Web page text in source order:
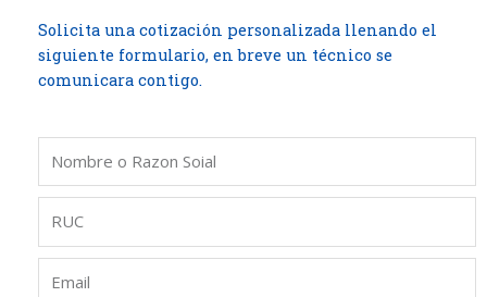
Solicita una cotización personalizada llenando el
siguiente formulario, en breve un técnico se
comunicara contigo.